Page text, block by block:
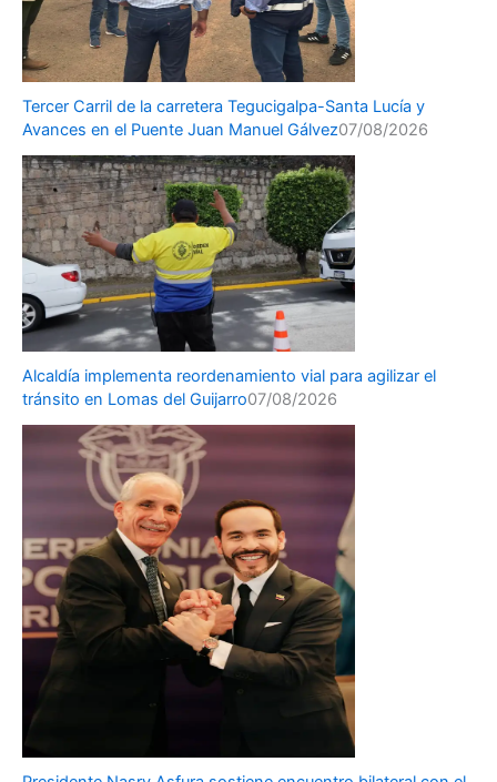
Tercer Carril de la carretera Tegucigalpa-Santa Lucía y
Avances en el Puente Juan Manuel Gálvez07/08/2026
Alcaldía implementa reordenamiento vial para agilizar el
tránsito en Lomas del Guijarro07/08/2026